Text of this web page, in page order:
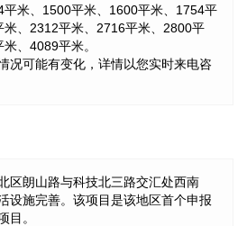
米、1500平米、1600平米、1754平
、2312平米、2716平米、2800平
、4089平米。
况可能有变化，详情以您实时来电咨
区朗山路与科技北三路交汇处西南
设施完善。该项目是该地区首个申报
目。